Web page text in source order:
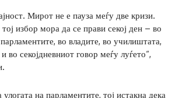
Мирот не е пауза меѓу две кризи.
избор мора да се прави секој ден – во
во владите, во училиштата,
во секојдневниот говор меѓу луѓето“,
на парламентите, тој истакна дека